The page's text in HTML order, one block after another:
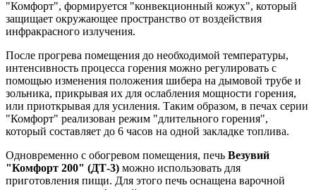
"Комфорт", формируется "конвекционный кожух", который
защищает окружающее пространство от воздействия
инфракрасного излучения.
После прогрева помещения до необходимой температуры,
интенсивность процесса горения можно регулировать с
помощью изменения положения шибера на дымовой трубе и
зольника, прикрывая их для ослабления мощности горения,
или приоткрывая для усиления. Таким образом, в печах серии
"Комфорт" реализован режим "длительного горения",
который составляет до 6 часов на одной закладке топлива.
Одновременно с обогревом помещения, печь Везувий
"Комфорт 200" (ДТ-3) можно использовать для
приготовления пищи. Для этого печь оснащена варочной